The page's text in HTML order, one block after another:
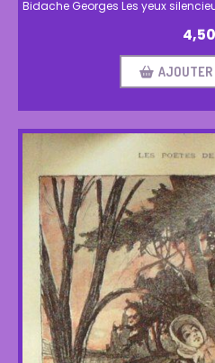
Bidache Georges Les yeux
4,50
AJOUTER